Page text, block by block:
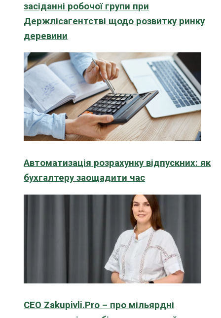
засіданні робочої групи при
Держлісагентстві щодо розвитку ринку
деревини
Автоматизація розрахунку відпускних: як
бухгалтеру заощадити час
CEO Zakupivli.Pro – про мільярдні